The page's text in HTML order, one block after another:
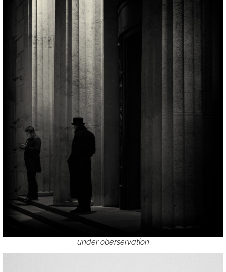
under oberservation